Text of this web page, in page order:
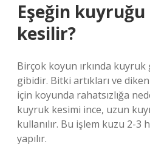
Eşeğin
kesilir?
Birçok koyun ırkında
gibidir. Bitki artıkları ve
için koyunda rahatsızlığa
kuyruk kesimi ince, uzun
kullanılır. Bu işlem kuzu 2-3
yapılır.